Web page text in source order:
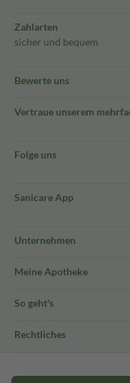
Zahlarten
sicher und bequem
Bewerte uns
Vertraue unserem
Folge uns
Sanicare App
Unternehmen
Meine Apotheke
So geht's
Rechtliches